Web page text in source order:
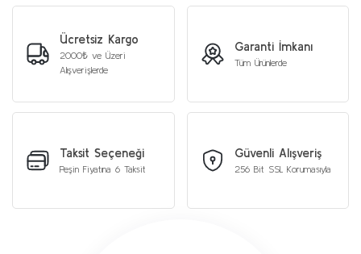
Ücretsiz Kargo
2000₺ ve Üzeri
Alışverişlerde
Garanti İmkanı
Tüm Ürünlerde
Taksit Seçeneği
Peşin Fiyatına 6 Taksit
Güvenli Alışveriş
256 Bit SSL Korumasıyla